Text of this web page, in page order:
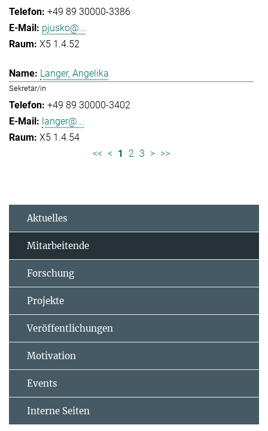
+49 89 30000-3386
pjusko@...
X5 1.4.52
Langer, Angelika
Sekretär/in
+49 89 30000-3402
langer@...
X5 1.4.54
<< < 1 2 3 > >>
Aktuelles
Mitarbeitende
Forschung
Projekte
Veröffentlichungen
Motivation
Events
Interne Seiten